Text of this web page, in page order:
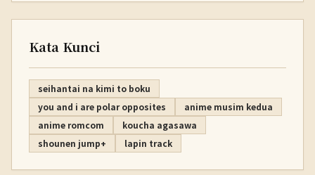
Kata Kunci
seihantai na kimi to boku
you and i are polar opposites
anime musim kedua
anime romcom
koucha agasawa
shounen jump+
lapin track